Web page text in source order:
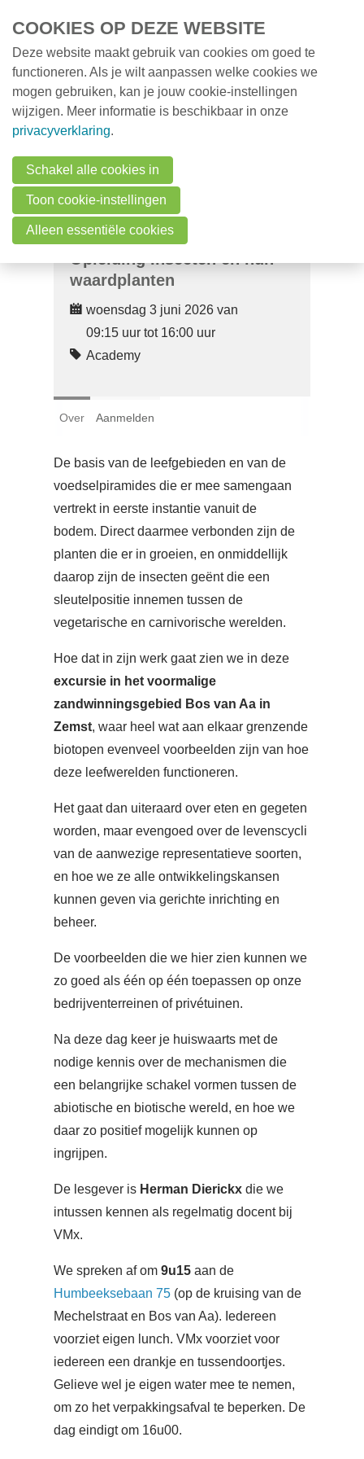
MENU
Opleiding Insecten en hun
waardplanten
woensdag 3 juni 2026 van
09:15 uur tot 16:00 uur
Academy
Over Aanmelden
De basis van de leefgebieden en van de
voedselpiramides die er mee samengaan
vertrekt in eerste instantie vanuit de
bodem. Direct daarmee verbonden zijn de
planten die er in groeien, en onmiddellijk
daarop zijn de insecten geënt die een
sleutelpositie innemen tussen de
vegetarische en carnivorische werelden.
Hoe dat in zijn werk gaat zien we in deze
excursie in het voormalige
zandwinningsgebied Bos van Aa in
Zemst, waar heel wat aan elkaar grenzende
biotopen evenveel voorbeelden zijn van hoe
deze leefwerelden functioneren.
Het gaat dan uiteraard over eten en gegeten
worden, maar evengoed over de levenscycli
van de aanwezige representatieve soorten,
en hoe we ze alle ontwikkelingskansen
kunnen geven via gerichte inrichting en
beheer.
De voorbeelden die we hier zien kunnen we
zo goed als één op één toepassen op onze
bedrijventerreinen of privétuinen.
Na deze dag keer je huiswaarts met de
nodige kennis over de mechanismen die
een belangrijke schakel vormen tussen de
abiotische en biotische wereld, en hoe we
daar zo positief mogelijk kunnen op
ingrijpen.
De lesgever is Herman Dierickx die we
intussen kennen als regelmatig docent bij
VMx.
We spreken af om9u15 aan de
Humbeeksebaan 75 (op de kruising van de
Mechelstraat en Bos van Aa). Iedereen
voorziet eigen lunch. VMx voorziet voor
iedereen een drankje en tussendoortjes.
Gelieve wel je eigen water mee te nemen,
om zo het verpakkingsafval te beperken. De
dag eindigt om 16u00.
Milieunieuws
Vacatures
Zoeken
Nederlands
COOKIES OP DEZE WEBSITE
Deze website maakt gebruik van cookies om goed te
functioneren. Als je wilt aanpassen welke cookies we
mogen gebruiken, kan je jouw cookie-instellingen
wijzigen. Meer informatie is beschikbaar in onze
privacyverklaring.
Schakel alle cookies in
Toon cookie-instellingen
Alleen essentiële cookies